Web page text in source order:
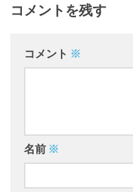
コメントを残す
コメント ※
名前 ※